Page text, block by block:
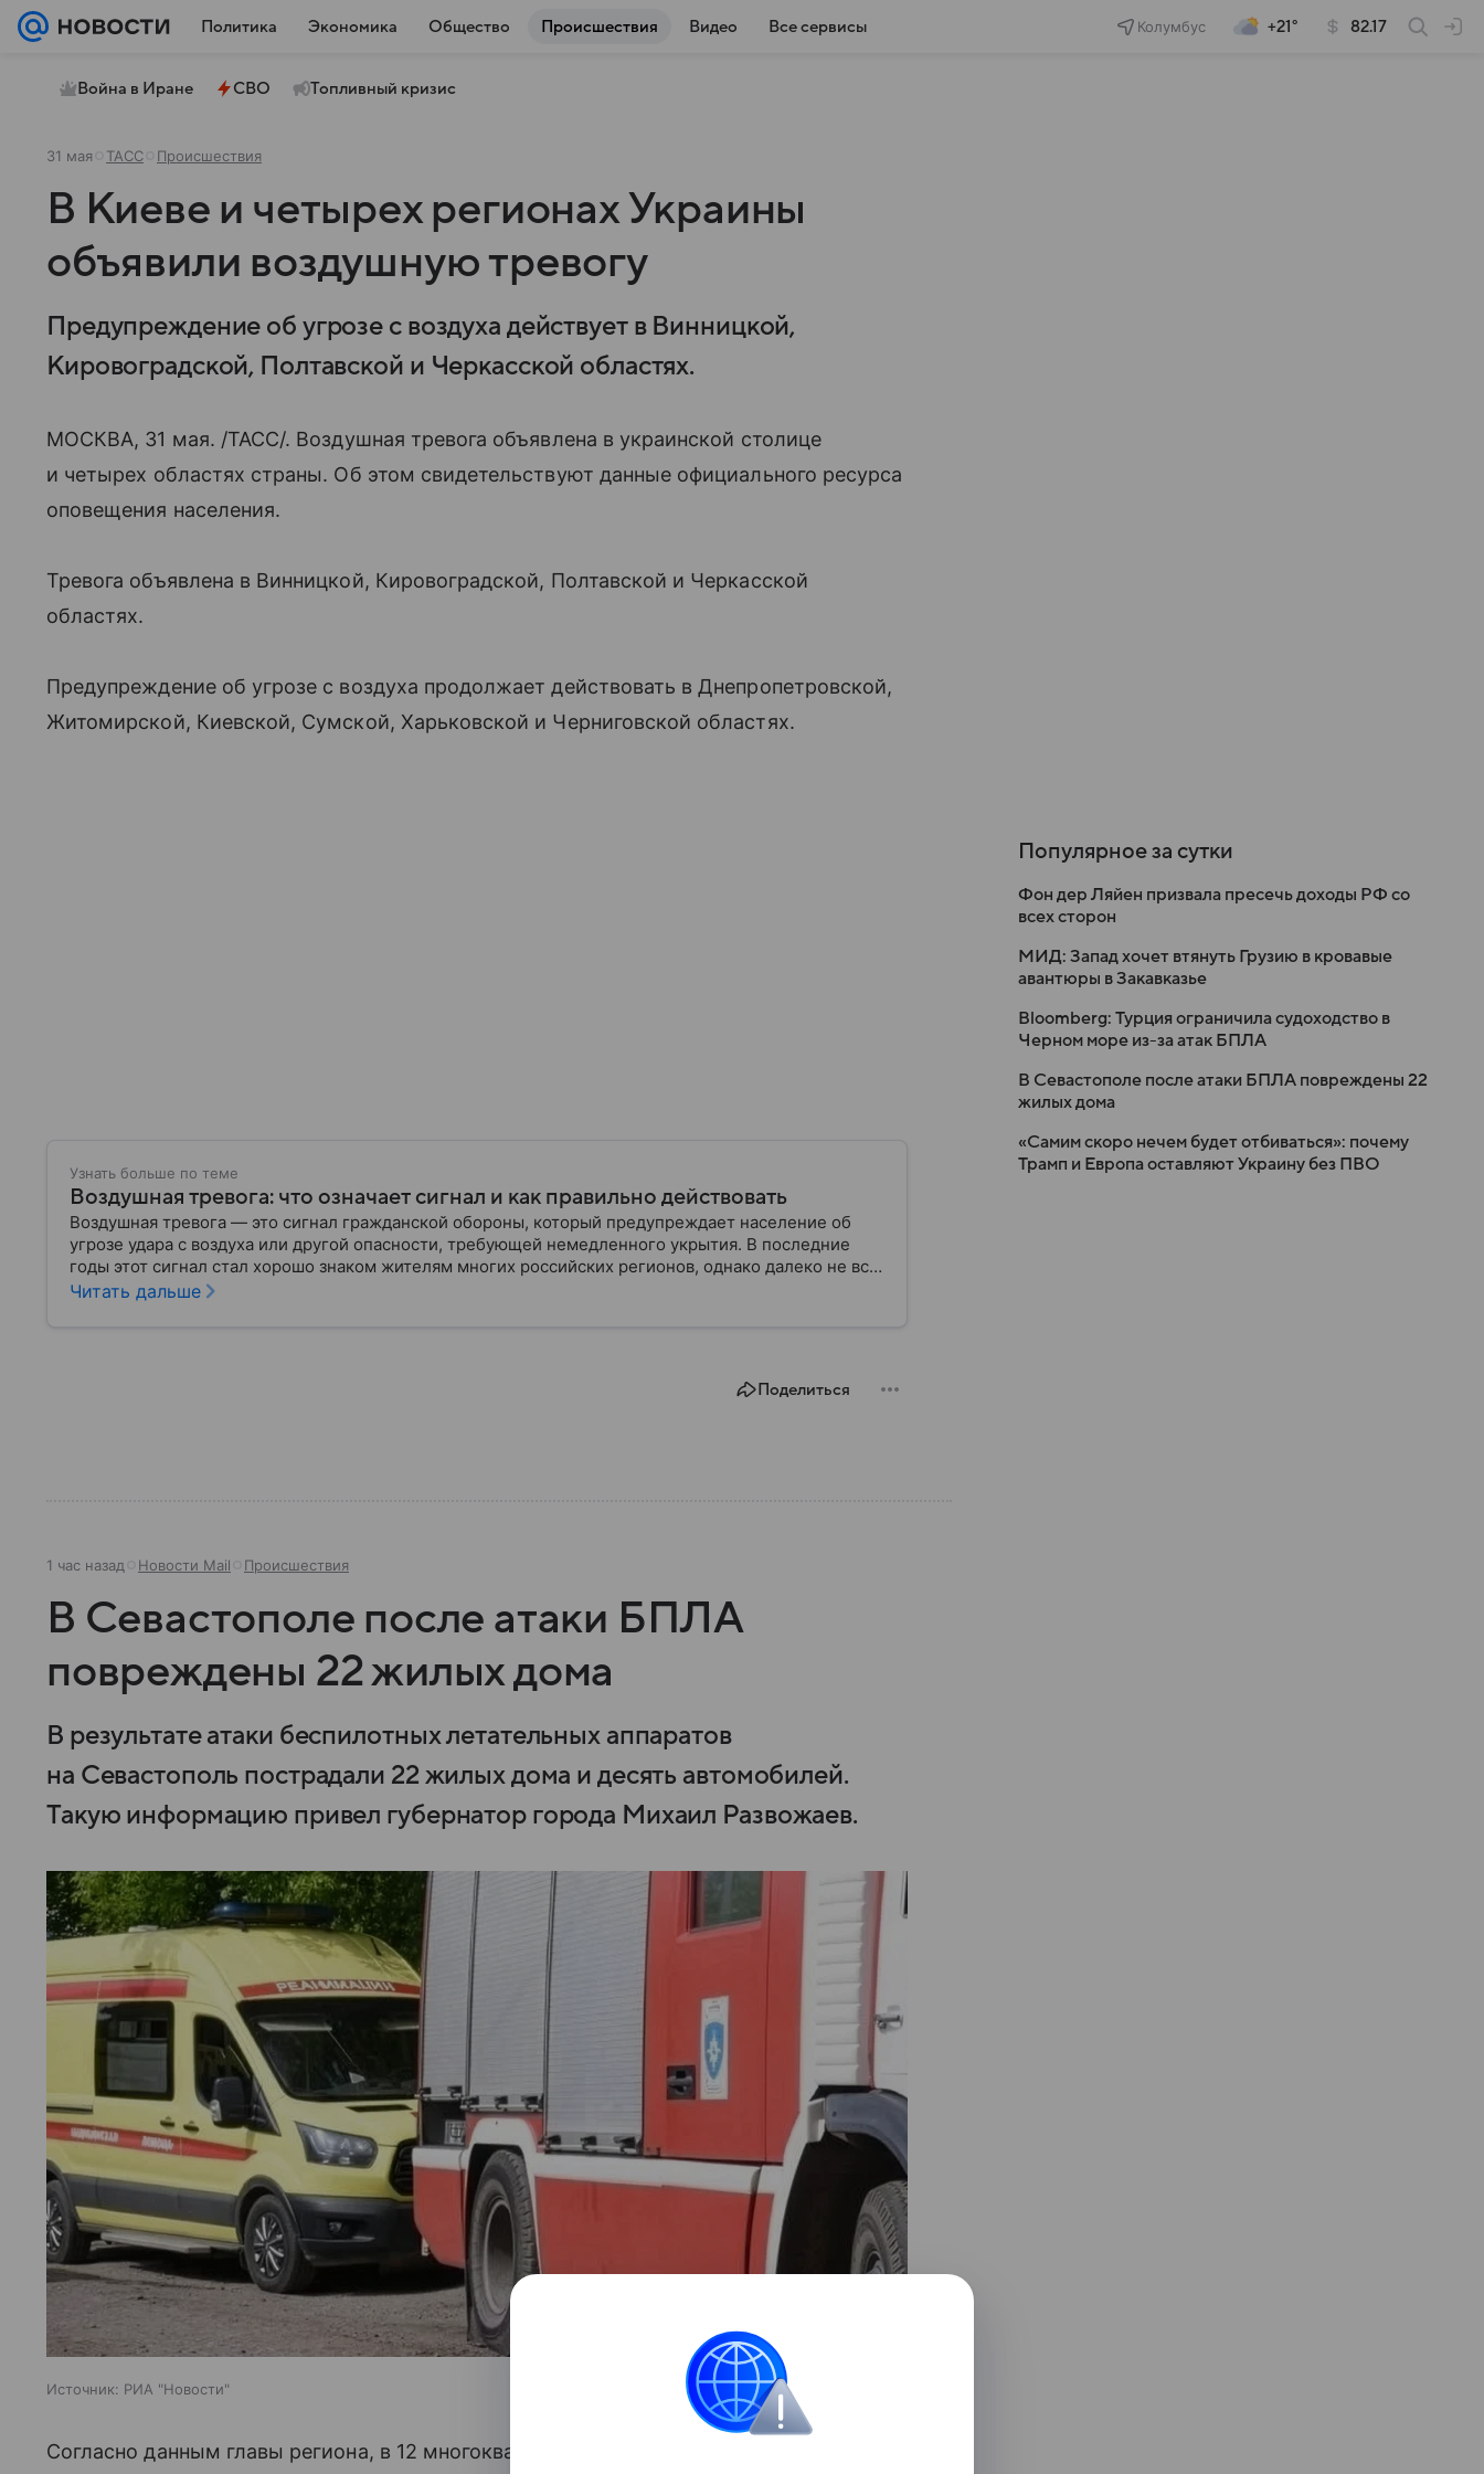
Политика Экономика Общество Происшествия Видео Все сервисы Колумбус +21° 82.17
Война в Иране СВО Топливный кризис
31 мая ТАСС Происшествия
В Киеве и четырех регионах Украины
объявили воздушную тревогу
Предупреждение об угрозе с воздуха действует в Винницкой,
Кировоградской, Полтавской и Черкасской областях.
МОСКВА, 31 мая. /ТАСС/. Воздушная тревога объявлена в украинской столице
и четырех областях страны. Об этом свидетельствуют данные официального ресурса
оповещения населения.
Тревога объявлена в Винницкой, Кировоградской, Полтавской и Черкасской
областях.
Предупреждение об угрозе с воздуха продолжает действовать в Днепропетровской,
Житомирской, Киевской, Сумской, Харьковской и Черниговской областях.
Узнать больше по теме
Воздушная тревога: что означает сигнал и как правильно действовать
Воздушная тревога — это сигнал гражданской обороны, который предупреждает население об
угрозе удара с воздуха или другой опасности, требующей немедленного укрытия. В последние
годы этот сигнал стал хорошо знаком жителям многих российских регионов, однако далеко не все
знают, как правильно действовать после его объявления. В материале рассказываем, что означает
Читать дальше
Поделиться
1 час назад Новости Mail Происшествия
В Севастополе после атаки БПЛА
повреждены 22 жилых дома
В результате атаки беспилотных летательных аппаратов
на Севастополь пострадали 22 жилых дома и десять автомобилей.
Такую информацию привел губернатор города Михаил Развожаев.
Источник: РИА "Новости"
Согласно данным главы региона, в 12 многоквартирных домах, расположенных
Популярное за сутки
Фон дер Ляйен призвала пресечь доходы РФ со
всех сторон
МИД: Запад хочет втянуть Грузию в кровавые
авантюры в Закавказье
Bloomberg: Турция ограничила судоходство в
Черном море из-за атак БПЛА
В Севастополе после атаки БПЛА повреждены 22
жилых дома
«Самим скоро нечем будет отбиваться»: почему
Трамп и Европа оставляют Украину без ПВО